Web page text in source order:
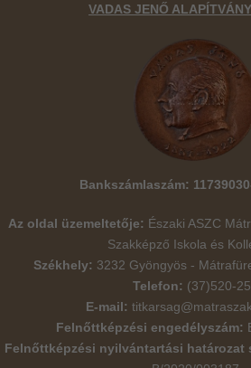
VADAS JENŐ
Bankszámlaszám:
Az oldal üzemeltetője: Északi ASZC
Szakképző Iskola és
Székhely: 3232 Gyöngyös -
Telefon: (37)520-
E-mail:
Felnőttképzési engedélyszám:
Felnőttképzési nyilvántartási határozat